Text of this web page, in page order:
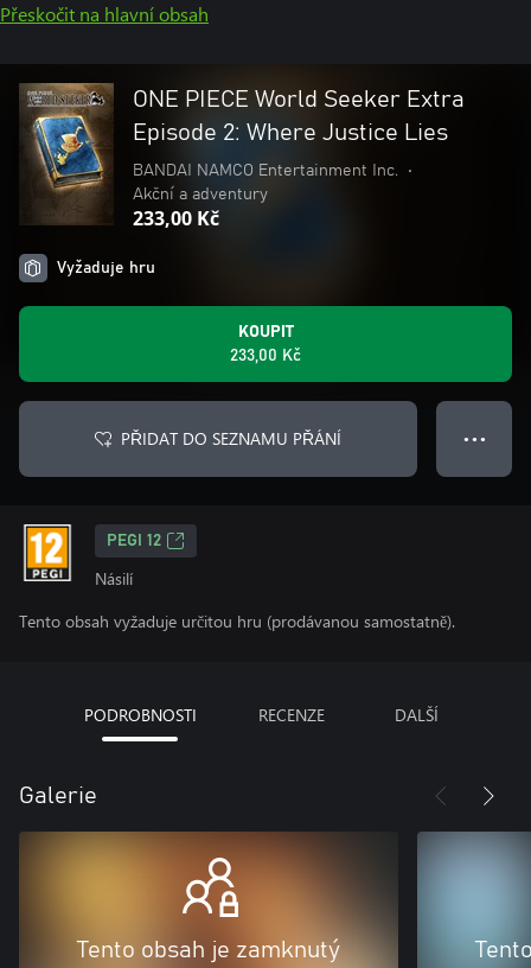
Přeskočit na hlavní obsah
ONE PIECE World Seeker Extra
Episode 2: Where Justice Lies
BANDAI NAMCO Entertainment Inc.
•
Akční a adventury
233,00 Kč
Vyžaduje hru
KOUPIT
233,00 Kč
PŘIDAT DO SEZNAMU PŘÁNÍ ● ● ●
PEGI 12
Násilí
Tento obsah vyžaduje určitou hru (prodávanou samostatně).
PODROBNOSTI RECENZE DALŠÍ
Galerie
Tento obsah je zamknutý